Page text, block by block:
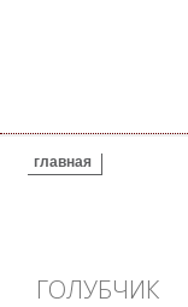
ВЫ ЗДЕСЬ
главная
ГОЛУБЧИК